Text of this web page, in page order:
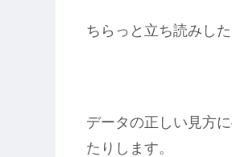
ちらっと立ち読みし
データの正しい見方
たりします。